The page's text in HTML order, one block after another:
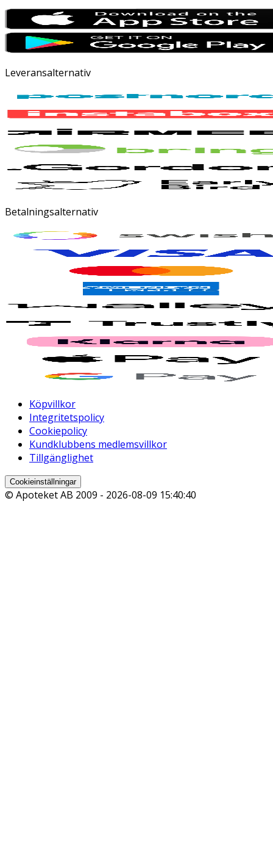
Leveransalternativ
Betalningsalternativ
Köpvillkor
Integritetspolicy
Cookiepolicy
Kundklubbens medlemsvillkor
Tillgänglighet
Cookieinställningar
© Apoteket AB 2009 - 2026-08-09 15:40:40